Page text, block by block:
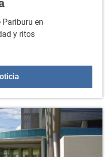
en
y ritos
Charla: La sepultura